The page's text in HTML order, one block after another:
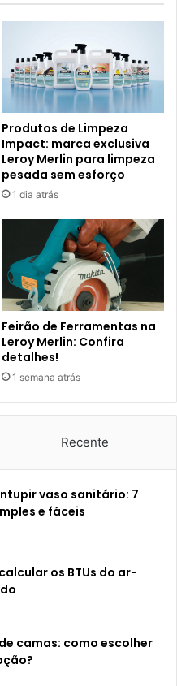
Produtos de Limpeza
Impact: marca exclusiva
Leroy Merlin para limpeza
pesada sem esforço
1 dia atrás
Feirão de Ferramentas na
Leroy Merlin: Confira
detalhes!
1 semana atrás
Recente
vaso sanitário: 7
e fáceis
os BTUs do ar-
camas: como escolher